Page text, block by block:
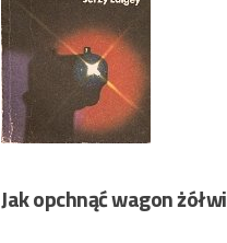
Jak opchnąć wagon żółwi